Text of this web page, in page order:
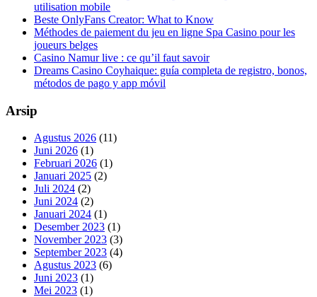
utilisation mobile
Beste OnlyFans Creator: What to Know
Méthodes de paiement du jeu en ligne Spa Casino pour les
joueurs belges
Casino Namur live : ce qu’il faut savoir
Dreams Casino Coyhaique: guía completa de registro, bonos,
métodos de pago y app móvil
Arsip
Agustus 2026 (11)
Juni 2026 (1)
Februari 2026 (1)
Januari 2025 (2)
Juli 2024 (2)
Juni 2024 (2)
Januari 2024 (1)
Desember 2023 (1)
November 2023 (3)
September 2023 (4)
Agustus 2023 (6)
Juni 2023 (1)
Mei 2023 (1)